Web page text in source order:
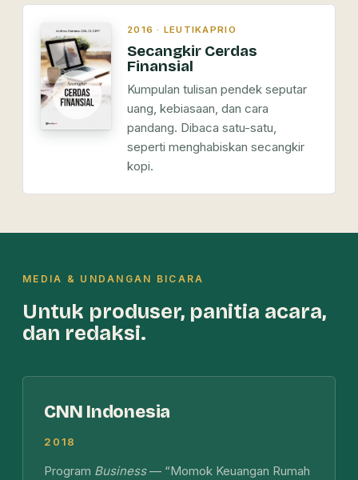
2016 · LEUTIKAPRIO
Secangkir Cerdas
Finansial
Kumpulan tulisan pendek seputar
uang, kebiasaan, dan cara
pandang. Dibaca satu-satu,
seperti menghabiskan secangkir
kopi.
MEDIA & UNDANGAN BICARA
Untuk produser, panitia acara,
dan redaksi.
CNN Indonesia
2018
Program Business— “Momok Keuangan Rumah